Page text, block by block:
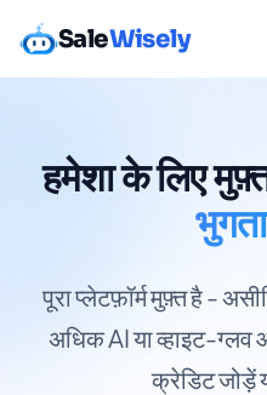
SaleWisely
हमेशा के लिए
पूरा प्लेटफ़ॉर्म मुफ़्त है -
अधिक AI या व्हाइट-ग्लव
क्रेडिट जोड़ें